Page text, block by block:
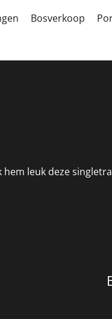
Bosverkoop
leuk deze